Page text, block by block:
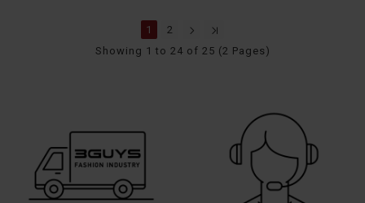
1
2
Showing 1 to 24 of 25 (2 Pages)